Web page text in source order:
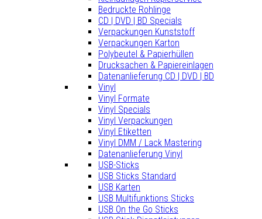
Bedruckte Rohlinge
CD | DVD | BD Specials
Verpackungen Kunststoff
Verpackungen Karton
Polybeutel & Papierhüllen
Drucksachen & Papiereinlagen
Datenanlieferung CD | DVD | BD
Vinyl
Vinyl Formate
Vinyl Specials
Vinyl Verpackungen
Vinyl Etiketten
Vinyl DMM / Lack Mastering
Datenanlieferung Vinyl
USB-Sticks
USB Sticks Standard
USB Karten
USB Multifunktions Sticks
USB On the Go Sticks